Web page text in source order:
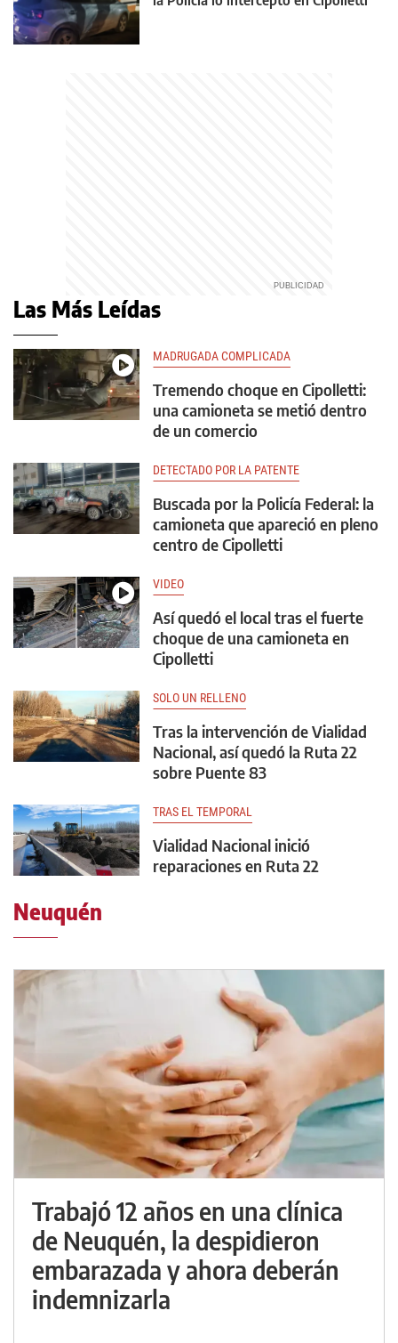
Las Más Leídas
MADRUGADA COMPLICADA
Tremendo choque en Cipolletti:
una camioneta se metió dentro
de un comercio
DETECTADO POR LA PATENTE
Buscada por la Policía Federal: la
camioneta que apareció en pleno
centro de Cipolletti
VIDEO
Así quedó el local tras el fuerte
choque de una camioneta en
Cipolletti
SOLO UN RELLENO
Tras la intervención de Vialidad
Nacional, así quedó la Ruta 22
sobre Puente 83
TRAS EL TEMPORAL
Vialidad Nacional inició
reparaciones en Ruta 22
Neuquén
Trabajó 12 años en una clínica
de Neuquén, la despidieron
embarazada y ahora deberán
indemnizarla